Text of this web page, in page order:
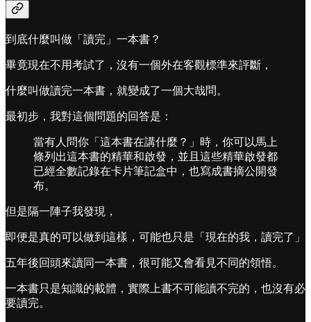
到底什麼叫做「讀完」一本書？
畢竟現在不用考試了，沒有一個外在客觀標準來評斷，
什麼叫做讀完一本書，就變成了一個大哉問。
最初步，我對這個問題的回答是：
當有人問你「這本書在講什麼？」時，你可以馬上
條列出這本書的精華和啟發，並且這些精華啟發都
已經全數記錄在卡片筆記盒中，也寫成書摘公開發
布。
但是隔一陣子我發現，
即便是真的可以做到這樣，可能也只是「現在的我，讀完了」
五年後回頭來讀同一本書，很可能又會看見不同的領悟。
一本書只是知識的載體，實際上書不可能讀不完的，也沒有必
要讀完。